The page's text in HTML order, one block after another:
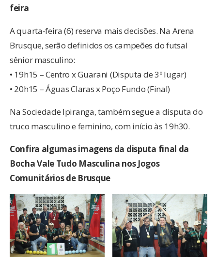
feira
A quarta-feira (6) reserva mais decisões. Na Arena
Brusque, serão definidos os campeões do futsal
sênior masculino:
• 19h15 – Centro x Guarani (Disputa de 3º lugar)
• 20h15 – Águas Claras x Poço Fundo (Final)
Na Sociedade Ipiranga, também segue a disputa do
truco masculino e feminino, com início às 19h30.
Confira algumas imagens da disputa final da
Bocha Vale Tudo Masculina nos Jogos
Comunitários de Brusque